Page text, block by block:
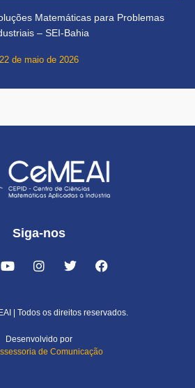
Matemáticas para Problemas
– SEI-Bahia
22 de maio de 2026
Siga-nos
| Todos os direitos reservados.
Desenvolvido por
de Comunicação